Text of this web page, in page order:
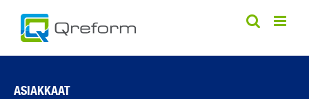
content
ASIAKKAAT